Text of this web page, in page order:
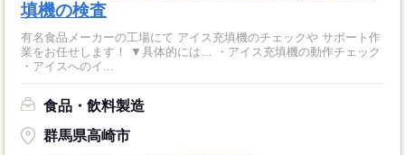
填機の検査
有名食品メーカーの工場にて アイス充填機のチェックや サポート作
業をお任せします！ ▼具体的には… ・アイス充填機の動作チェック
・アイスへのイ...
食品・飲料製造
群馬県高崎市